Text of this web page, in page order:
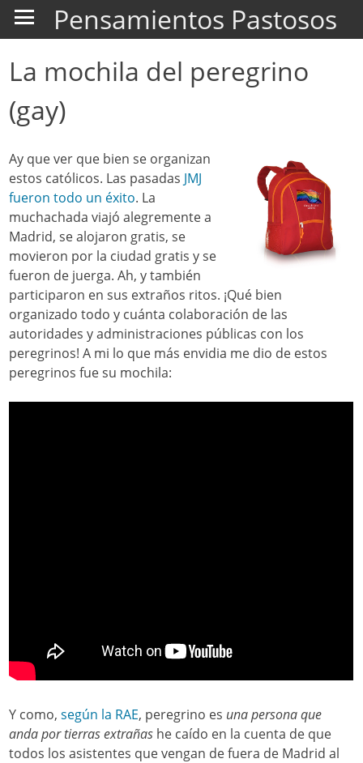
Pensamientos Pastosos
La mochila del peregrino
(gay)
Ay que ver que bien se organizan
estos católicos. Las pasadas JMJ
fueron todo un éxito. La
muchachada viajó alegremente a
Madrid, se alojaron gratis, se
movieron por la ciudad gratis y se
fueron de juerga. Ah, y también
participaron en sus extraños ritos. ¡Qué bien
organizado todo y cuánta colaboración de las
autoridades y administraciones públicas con los
peregrinos! A mi lo que más envidia me dio de estos
peregrinos fue su mochila:
Y como,según la RAE, peregrino es una persona que
anda por tierras extrañas he caído en la cuenta de que
todos los asistentes que vengan de fuera de Madrid al